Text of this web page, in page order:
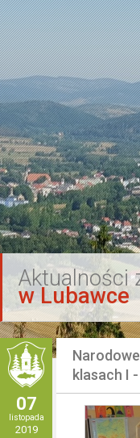
Aktualności
w Lubawce
07
listopada
2019
klasach I -